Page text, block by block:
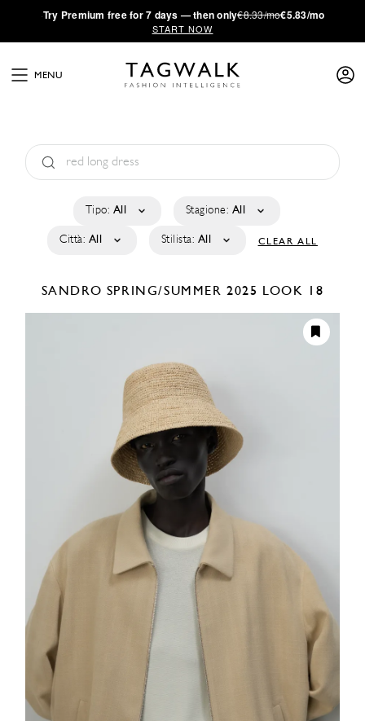
·Try Premium free for 7 days — then only€8.33/mo€5.83/mo
START NOW
MENU
Tipo: All Stagione: All
Città: All Stilista: All CLEAR ALL
SANDRO SPRING/SUMMER 2025 LOOK 18